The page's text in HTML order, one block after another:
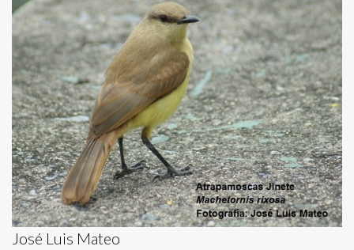
José Luis Mateo